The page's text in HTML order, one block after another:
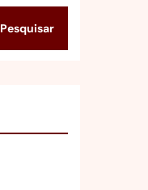
Pesquisar